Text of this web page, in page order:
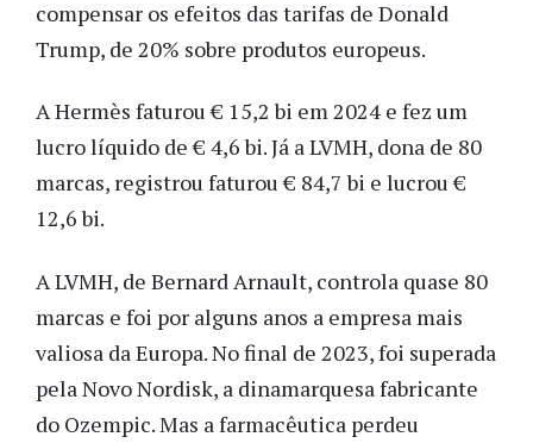
compensar os efeitos das tarifas de Donald
Trump, de 20% sobre produtos europeus.
A Hermès faturou € 15,2 bi em 2024 e fez um
lucro líquido de € 4,6 bi. Já a LVMH, dona de 80
marcas, registrou faturou € 84,7 bi e lucrou €
12,6 bi.
A LVMH, de Bernard Arnault, controla quase 80
marcas e foi por alguns anos a empresa mais
valiosa da Europa. No final de 2023, foi superada
pela Novo Nordisk, a dinamarquesa fabricante
do Ozempic. Mas a farmacêutica perdeu